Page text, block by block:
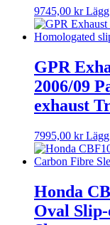
9745,00 kr
GPR
2006/09
exhaust
7995,00 kr
Honda
Oval